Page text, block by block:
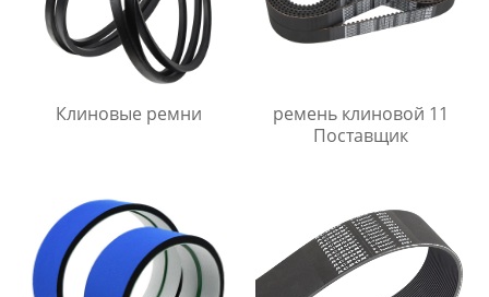
Клиновые ремни
ремень клиновой 11
Поставщик